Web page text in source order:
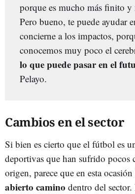
porque es mucho más finito y
Pero bueno, te puede ayudar
concierne a los impactos,
conocemos muy poco el
lo que puede pasar en el
Pelayo.
Cambios en el sector
Si bien es cierto que el fútbol es
deportivas que han sufrido pocos
origen, parece que en esta ocasión
abierto camino dentro del